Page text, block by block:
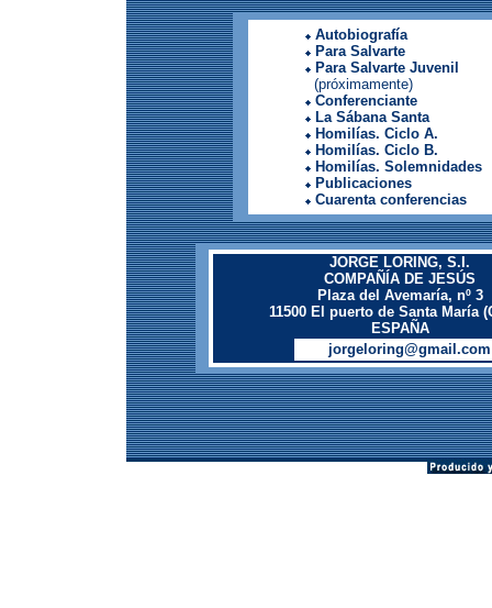
Autobiografía
Para Salvarte
Para Salvarte Juvenil
(próximamente)
Conferenciante
La Sábana Santa
Homilías. Ciclo A.
Homilías. Ciclo B.
Homilías. Solemnidades
Publicaciones
Cuarenta conferencias
JORGE LORING, S.I.
COMPAÑÍA DE JESÚS
Plaza del Avemaría, nº 3
11500 El puerto de Santa María
ESPAÑA
jorgeloring@gmail.com